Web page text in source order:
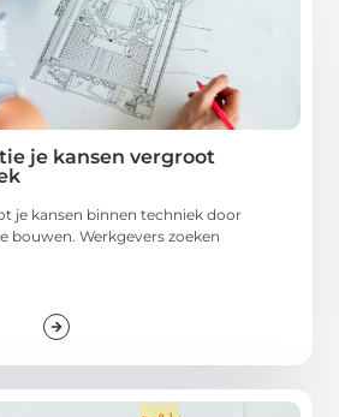
je kansen vergroot
je kansen binnen techniek door
bouwen. Werkgevers zoeken